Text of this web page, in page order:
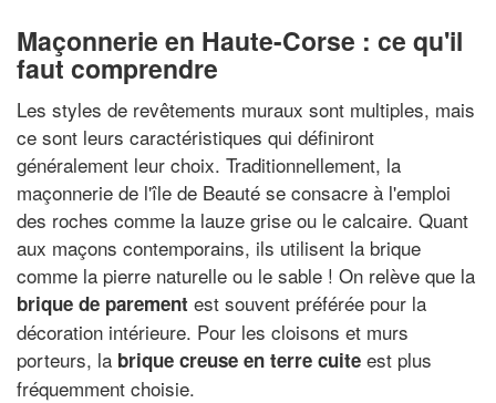
Maçonnerie en Haute-Corse : ce qu'il
faut comprendre
Les styles de revêtements muraux sont multiples, mais
ce sont leurs caractéristiques qui définiront
généralement leur choix. Traditionnellement, la
maçonnerie de l'île de Beauté se consacre à l'emploi
des roches comme la lauze grise ou le calcaire. Quant
aux maçons contemporains, ils utilisent la brique
comme la pierre naturelle ou le sable ! On relève que la
brique de parement est souvent préférée pour la
décoration intérieure. Pour les cloisons et murs
porteurs, la brique creuse en terre cuite est plus
fréquemment choisie.